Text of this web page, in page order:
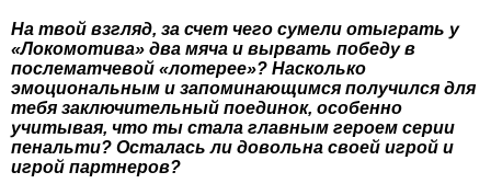
На твой взгляд, за счет чего сумели отыграть у
«Локомотива» два мяча и вырвать победу в
послематчевой «лотерее»? Насколько
эмоциональным и запоминающимся получился для
тебя заключительный поединок, особенно
учитывая, что ты стала главным героем серии
пенальти? Осталась ли довольна своей игрой и
игрой партнеров?